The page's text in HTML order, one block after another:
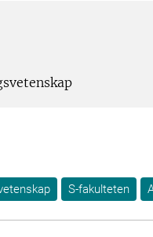
S-fakulteten